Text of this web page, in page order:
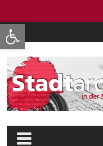
Werkzeugleiste öffnen